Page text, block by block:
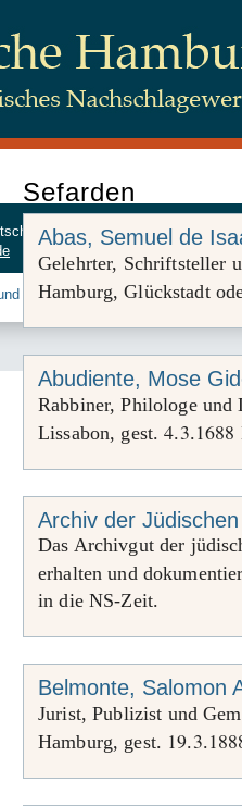
Sefarden
Abas, Semuel de
Gelehrter, Schriftsteller
Hamburg, Glückstadt
Abudiente, Mose
Rabbiner, Philologe
Lissabon, gest.4.3.1688
Archiv der
Das Archivgut der
erhalten und
in die NS-Zeit.
Belmonte, Salomon
Jurist, Publizist und
Hamburg, gest. 19.3.
Juden, Beim Schlump 83,
Datenschutz